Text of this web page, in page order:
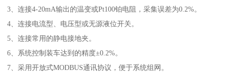
3、连接4-20mA输出的温变或Pt100铂电阻，采集误差为0.2%。
4、连接电流型、电压型或无源液位开关。
5、连接常用的静电接地夹。
6、系统控制装车达到的精度±0.2%。
7、采用开放式MODBUS通讯协议，便于系统组网。